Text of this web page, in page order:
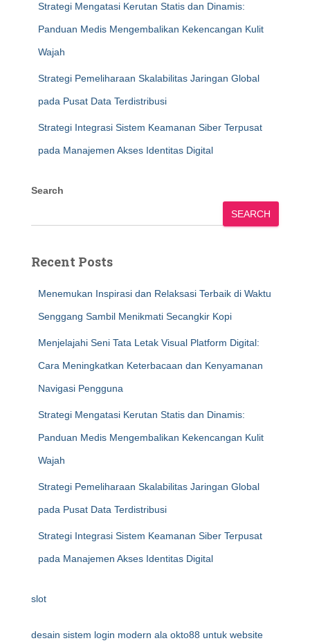
Strategi Mengatasi Kerutan Statis dan Dinamis:
Panduan Medis Mengembalikan Kekencangan Kulit
Wajah
Strategi Pemeliharaan Skalabilitas Jaringan Global
pada Pusat Data Terdistribusi
Strategi Integrasi Sistem Keamanan Siber Terpusat
pada Manajemen Akses Identitas Digital
Search
SEARCH
Recent Posts
Menemukan Inspirasi dan Relaksasi Terbaik di Waktu
Senggang Sambil Menikmati Secangkir Kopi
Menjelajahi Seni Tata Letak Visual Platform Digital:
Cara Meningkatkan Keterbacaan dan Kenyamanan
Navigasi Pengguna
Strategi Mengatasi Kerutan Statis dan Dinamis:
Panduan Medis Mengembalikan Kekencangan Kulit
Wajah
Strategi Pemeliharaan Skalabilitas Jaringan Global
pada Pusat Data Terdistribusi
Strategi Integrasi Sistem Keamanan Siber Terpusat
pada Manajemen Akses Identitas Digital
slot
desain sistem login modern ala okto88 untuk website